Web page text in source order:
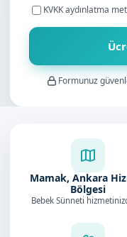
KVKK aydınlatma
Formunuz
Mamak, Ankara
Bölgesi
Bebek Sünneti